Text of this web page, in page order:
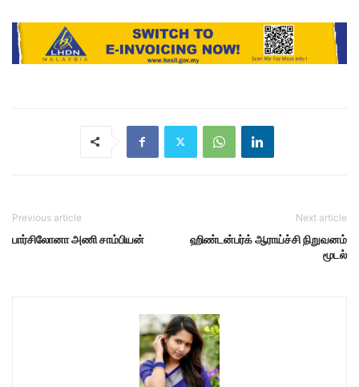
Previous article
பார்சிலோனா அணி சாம்பியன்
Next article
ஹிண்டன்பர்க் ஆராய்ச்சி நிறுவனம்
மூடல்